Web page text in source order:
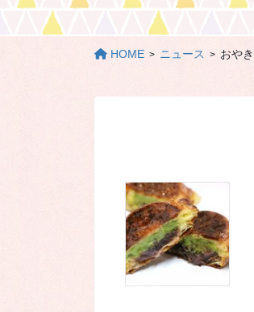
HOME ニュース おやき